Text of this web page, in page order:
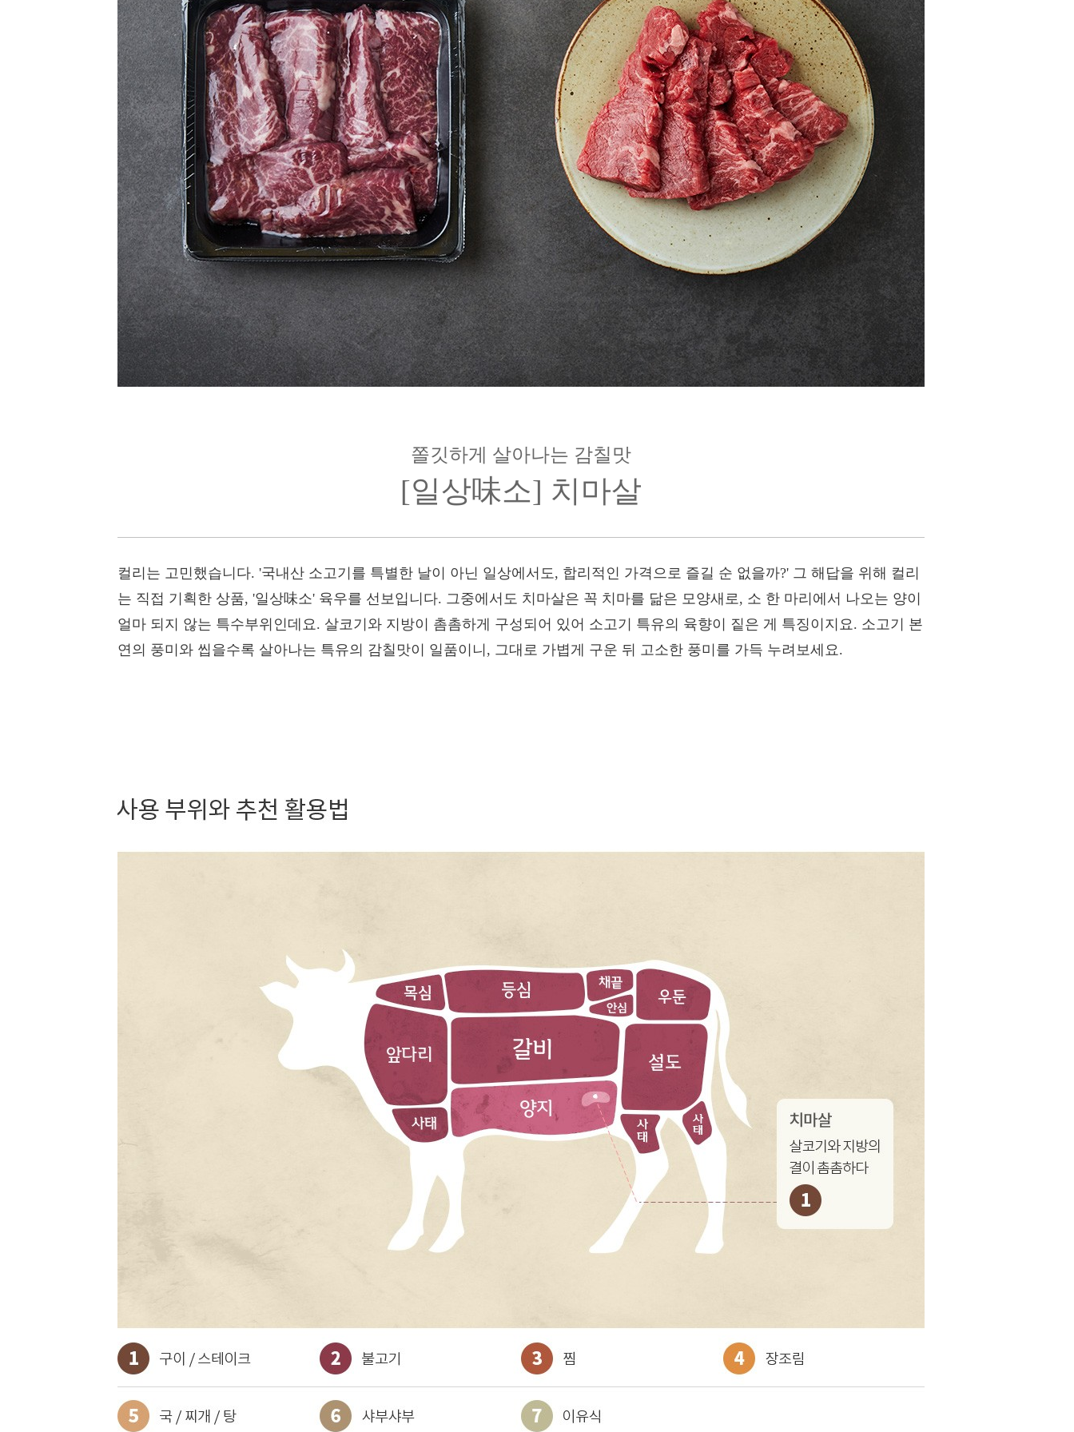
쫄깃하게 살아나는 감칠맛
[일상味소] 치마살
컬리는 고민했습니다. '국내산 소고기를 특별한 날이 아닌 일상에서도, 합리적인 가격으로 즐길 순 없을까?' 그 해답을 위해 컬리
는 직접 기획한 상품, '일상味소' 육우를 선보입니다. 그중에서도 치마살은 꼭 치마를 닮은 모양새로, 소 한 마리에서 나오는 양이
얼마 되지 않는 특수부위인데요. 살코기와 지방이 촘촘하게 구성되어 있어 소고기 특유의 육향이 짙은 게 특징이지요. 소고기 본
연의 풍미와 씹을수록 살아나는 특유의 감칠맛이 일품이니, 그대로 가볍게 구운 뒤 고소한 풍미를 가득 누려보세요.